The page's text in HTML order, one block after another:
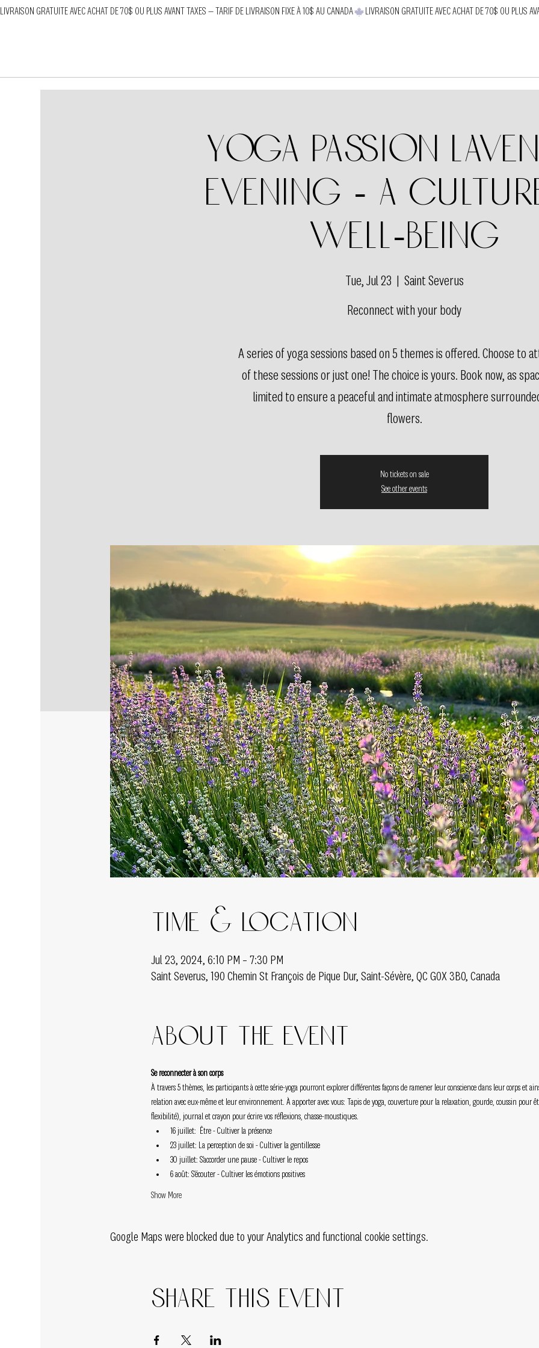
LIVRAISON GRATUITE AVEC ACHAT DE 70$ OU PLUS AVANT TAXES — TARIF DE LIVRAISON FIXE À 10$ AU CANADA
Yoga Passion
Evening - A
well-being
Tue, Jul 23 Saint Severus
Reconnect with your body
A series of yoga sessions based on 5 themes is offered. Choose to
of these sessions or just one! The choice is yours. Book now, as
limited to ensure a peaceful and intimate atmosphere
flowers.
No tickets on sale
See other events
Time & Location
Jul 23, 2024, 6:10 PM – 7:30 PM
Saint Severus, 190 Chemin St François de Pique Dur, Saint-Sévère, QC G0X 3B0, Canada
About the event
Se reconnecter à son corps
À travers 5 thèmes, les participants à cette série-yoga pourront explorer différentes façons de ramener leur conscience dans leur corps et
relation avec eux-même et leur environnement. À apporter avec vous: Tapis de yoga, couverture pour la relaxation, gourde, coussin pour
flexibilité), journal et crayon pour écrire vos réflexions, chasse-moustiques.
16 juillet:  Être - Cultiver la présence
23 juillet: La perception de soi - Cultiver la gentillesse
30 juillet: S’accorder une pause - Cultiver le repos
6 août: S’écouter - Cultiver les émotions positives
Show More
Google Maps were blocked due to your Analytics and functional cookie settings.
Share this event